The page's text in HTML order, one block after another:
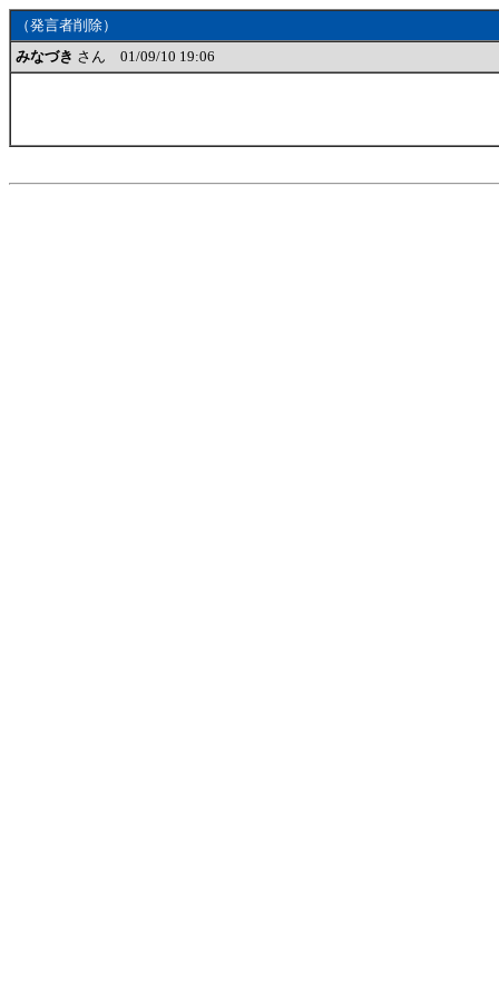
（発言者削除）
みなづき さん 01/09/10 19:06